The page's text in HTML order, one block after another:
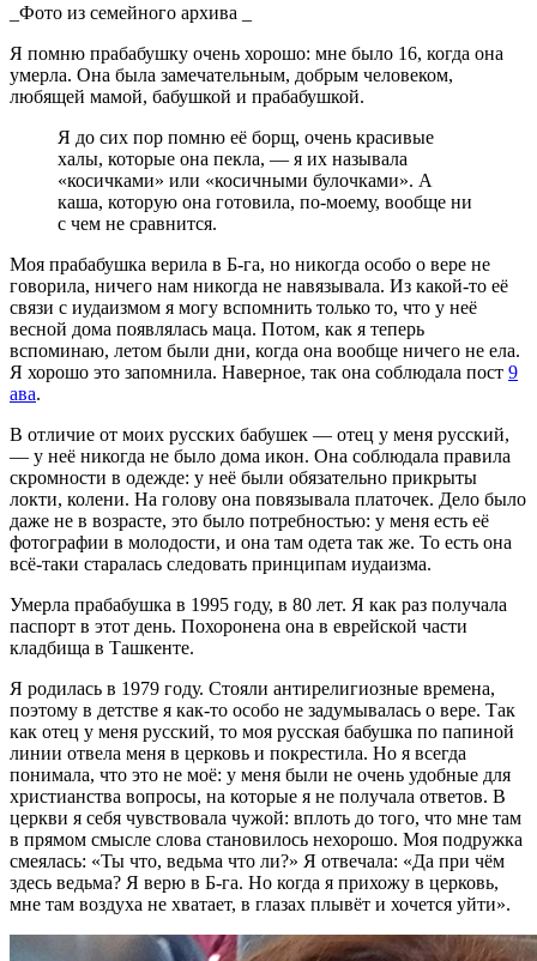
_Фото из семейного архива _
Я помню прабабушку очень хорошо: мне было 16, когда она
умерла. Она была замечательным, добрым человеком,
любящей мамой, бабушкой и прабабушкой.
Я до сих пор помню её борщ, очень красивые
халы, которые она пекла, — я их называла
«косичками» или «косичными булочками». А
каша, которую она готовила, по-моему, вообще ни
с чем не сравнится.
Моя прабабушка верила в Б-га, но никогда особо о вере не
говорила, ничего нам никогда не навязывала. Из какой-то её
связи с иудаизмом я могу вспомнить только то, что у неё
весной дома появлялась маца. Потом, как я теперь
вспоминаю, летом были дни, когда она вообще ничего не ела.
Я хорошо это запомнила. Наверное, так она соблюдала пост 9
ава.
В отличие от моих русских бабушек — отец у меня русский,
— у неё никогда не было дома икон. Она соблюдала правила
скромности в одежде: у неё были обязательно прикрыты
локти, колени. На голову она повязывала платочек. Дело было
даже не в возрасте, это было потребностью: у меня есть её
фотографии в молодости, и она там одета так же. То есть она
всё-таки старалась следовать принципам иудаизма.
Умерла прабабушка в 1995 году, в 80 лет. Я как раз получала
паспорт в этот день. Похоронена она в еврейской части
кладбища в Ташкенте.
Я родилась в 1979 году. Стояли антирелигиозные времена,
поэтому в детстве я как-то особо не задумывалась о вере. Так
как отец у меня русский, то моя русская бабушка по папиной
линии отвела меня в церковь и покрестила. Но я всегда
понимала, что это не моё: у меня были не очень удобные для
христианства вопросы, на которые я не получала ответов. В
церкви я себя чувствовала чужой: вплоть до того, что мне там
в прямом смысле слова становилось нехорошо. Моя подружка
смеялась: «Ты что, ведьма что ли?» Я отвечала: «Да при чём
здесь ведьма? Я верю в Б-га. Но когда я прихожу в церковь,
мне там воздуха не хватает, в глазах плывёт и хочется уйти».